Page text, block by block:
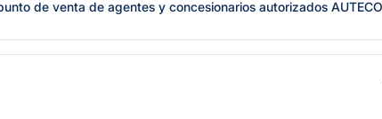
de venta de agentes y concesionarios autorizados